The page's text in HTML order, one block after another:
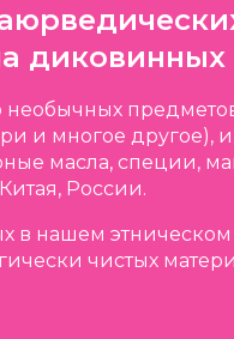
и многое
масла, специи,
России.
в нашем этническом
чистых